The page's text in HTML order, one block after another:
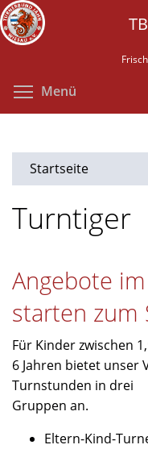
Direkt
zum
Inhalt
Menü
Startseite
Turntiger
Angebote
starten zum
Für Kinder zwischen
6 Jahren bietet unser
Turnstunden in drei
Gruppen an.
Eltern-Kind-